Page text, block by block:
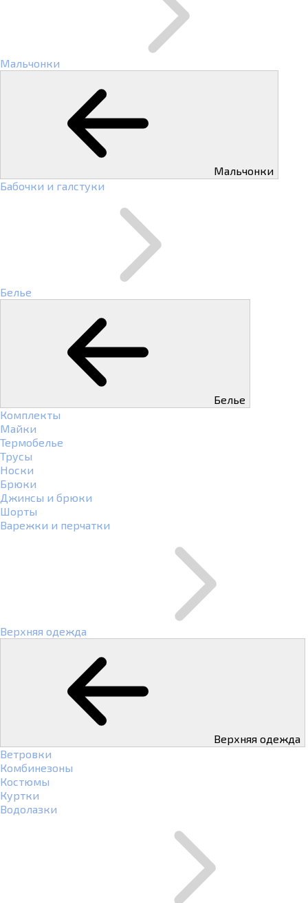
Мальчонки
Мальчонки
Бабочки и галстуки
Белье
Белье
Комплекты
Майки
Термобелье
Трусы
Носки
Брюки
Джинсы и брюки
Шорты
Варежки и перчатки
Верхняя одежда
Верхняя одежда
Ветровки
Комбинезоны
Костюмы
Куртки
Водолазки